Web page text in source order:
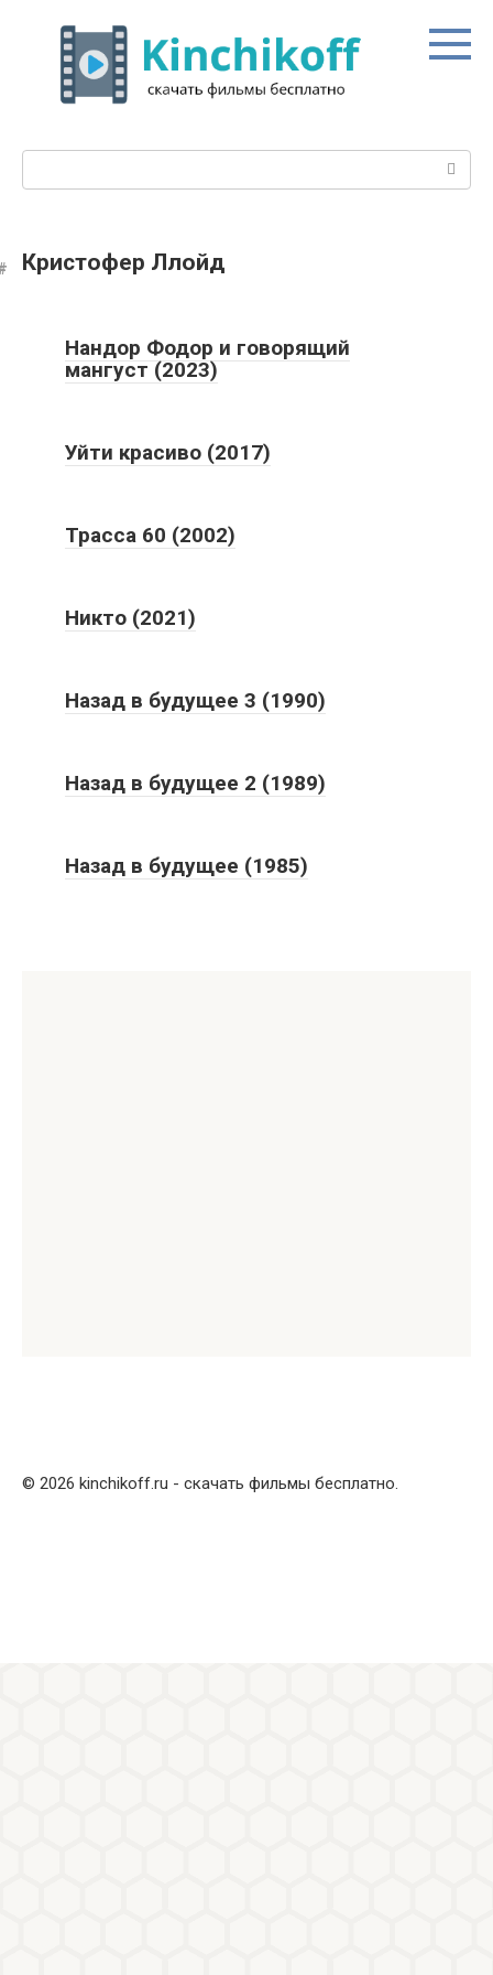
контенту
Кристофер Ллойд
Нандор Фодор и говорящий
мангуст (2023)
Уйти красиво (2017)
Трасса 60 (2002)
Никто (2021)
Назад в будущее 3 (1990)
Назад в будущее 2 (1989)
Назад в будущее (1985)
© 2026 kinchikoff.ru - скачать фильмы бесплатно.